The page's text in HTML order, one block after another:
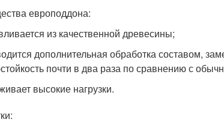
европоддона:
из качественной древесины;
дополнительная обработка составом,
почти в два раза по сравнению с
высокие нагрузки.